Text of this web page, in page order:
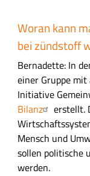
t
e
n
R
e
i
f
e
n
Woran kann
bei zündstoff
Bernadette: In
einer Gruppe
Initiative
Bilanz
erstellt.
Mensch und
sollen politische
werden.